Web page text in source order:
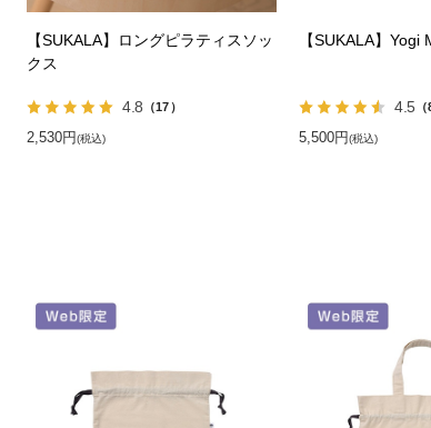
【SUKALA】ロングピラティスソッ
クス
4.8 （17）
2,530円(税込)
【SUKALA】Yogi
4.5
5,500円(税込)